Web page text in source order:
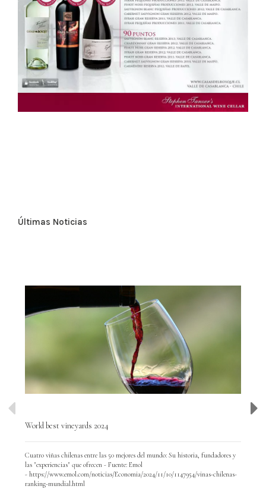
Últimas Noticias
World best vineyards 2024
Cuatro viñas chilenas entre las 50 mejores del mundo: Su historia, fundadores y
las "experiencias" que ofrecen - Fuente: Emol
- https://www.emol.com/noticias/Economia/2024/11/10/1147954/vinas-chilenas-
ranking-mundial.html